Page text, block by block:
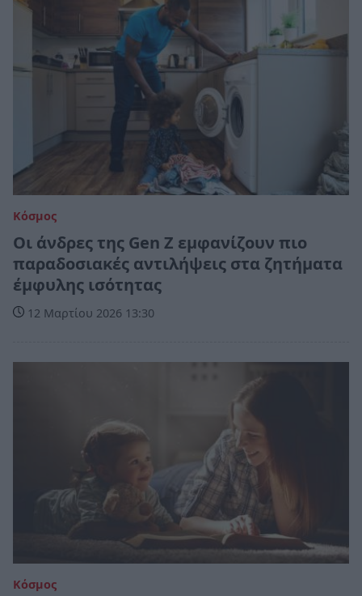
Κόσμος
Οι άνδρες της Gen Z εμφανίζουν πιο
παραδοσιακές αντιλήψεις στα ζητήματα
έμφυλης ισότητας
12 Μαρτίου 2026 13:30
Κόσμος